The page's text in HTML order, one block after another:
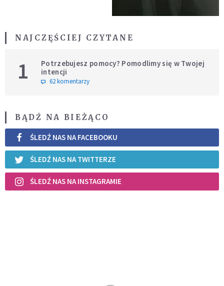
NAJCZĘŚCIEJ CZYTANE
1
Potrzebujesz pomocy? Pomodlimy się w Twojej
intencji
62 komentarzy
BĄDŹ NA BIEŻĄCO
ŚLEDŹ NAS NA FACEBOOKU
ŚLEDŹ NAS NA TWITTERZE
ŚLEDŹ NAS NA INSTAGRAMIE